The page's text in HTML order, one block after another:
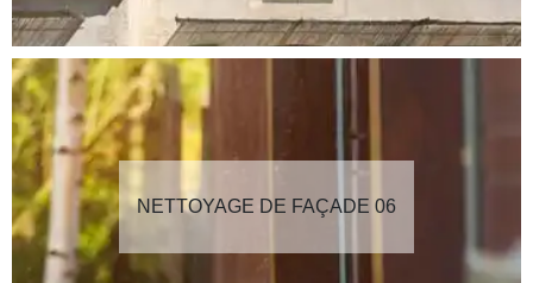
NETTOYAGE DE FAÇADE 06